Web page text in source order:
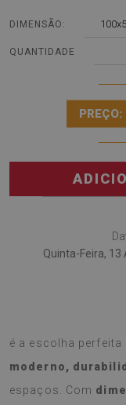
DIMENSÃO:
QUANTIDADE
PREÇO:
Quinta-Feira, 13
é a escolha
moderno,
espaços. Com